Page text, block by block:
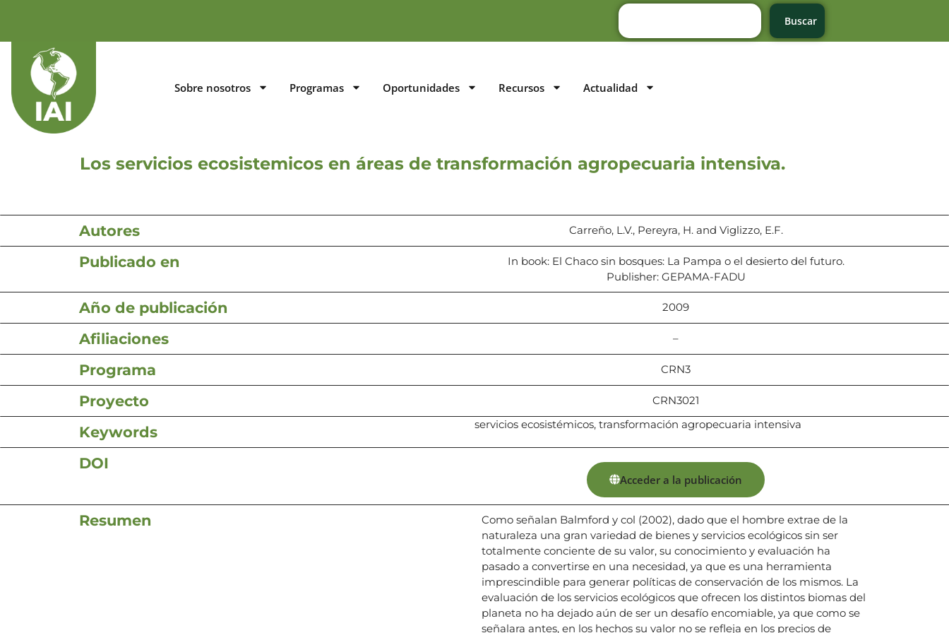
Buscar
Sobre nosotros Programas Oportunidades Recursos Actualidad
Los servicios ecosistemicos en áreas de transformación agropecuaria intensiva.
Autores Carreño, L.V., Pereyra, H. and Viglizzo, E.F.
Publicado en
In book: El Chaco sin bosques: La Pampa o el desierto del futuro.
Publisher: GEPAMA-FADU
Año de publicación 2009
Afiliaciones –
Programa CRN3
Proyecto CRN3021
Keywords servicios ecosistémicos, transformación agropecuaria intensiva
DOI
Acceder a la publicación
Resumen
Como señalan Balmford y col (2002), dado que el hombre extrae de la
naturaleza una gran variedad de bienes y servicios ecológicos sin ser
totalmente conciente de su valor, su conocimiento y evaluación ha
pasado a convertirse en una necesidad, ya que es una herramienta
imprescindible para generar políticas de conservación de los mismos. La
evaluación de los servicios ecológicos que ofrecen los distintos biomas del
planeta no ha dejado aún de ser un desafío encomiable, ya que como se
señalara antes, en los hechos su valor no se refleja en los precios de